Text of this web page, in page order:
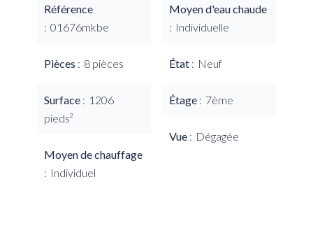
Référence
01676mkbe
Pièces 8 pièces
Surface
1206
pieds²
Moyen de chauffage
Individuel
Moyen d'eau chaude
Individuelle
État Neuf
Étage 7ème
Vue Dégagée